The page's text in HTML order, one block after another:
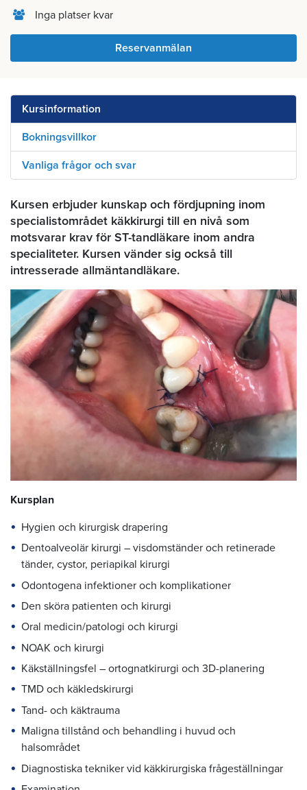
Inga platser kvar
Reservanmälan
Kursinformation
Bokningsvillkor
Vanliga frågor och svar
Kursen erbjuder kunskap och fördjupning inom
specialistområdet käkkirurgi till en nivå som
motsvarar krav för ST-tandläkare inom andra
specialiteter. Kursen vänder sig också till
intresserade allmäntandläkare.
Kursplan
Hygien och kirurgisk drapering
Dentoalveolär kirurgi – visdomständer och retinerade
tänder, cystor, periapikal kirurgi
Odontogena infektioner och komplikationer
Den sköra patienten och kirurgi
Oral medicin/patologi och kirurgi
NOAK och kirurgi
Käkställningsfel – ortognatkirurgi och 3D-planering
TMD och käkledskirurgi
Tand- och käktrauma
Maligna tillstånd och behandling i huvud och
halsområdet
Diagnostiska tekniker vid käkkirurgiska frågeställningar